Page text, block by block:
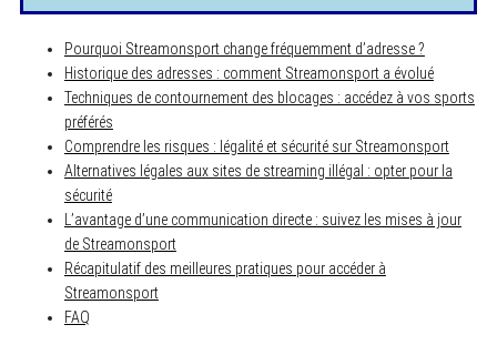
Pourquoi Streamonsport change fréquemment d’adresse ?
Historique des adresses : comment Streamonsport a évolué
Techniques de contournement des blocages : accédez à vos sports
préférés
Comprendre les risques : légalité et sécurité sur Streamonsport
Alternatives légales aux sites de streaming illégal : opter pour la
sécurité
L’avantage d’une communication directe : suivez les mises à jour
de Streamonsport
Récapitulatif des meilleures pratiques pour accéder à
Streamonsport
FAQ